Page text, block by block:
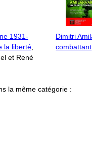
1931-
la liberté,
et René
Dimitri
combattant
la même catégorie :